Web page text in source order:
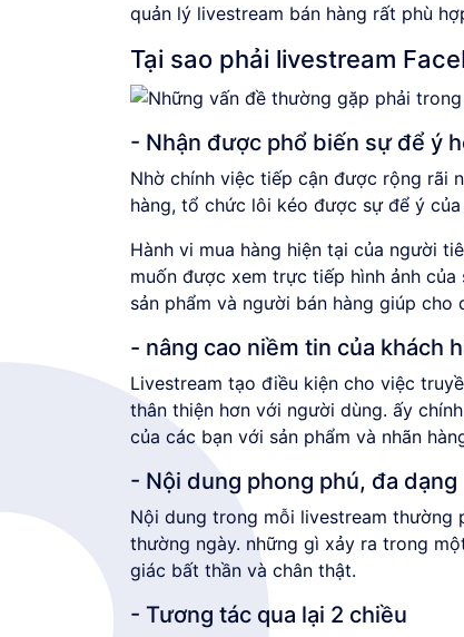
quản lý livestream bán hàng rất phù
Tại sao phải livestream
- Nhận được phổ biến sự để ý
Nhờ chính việc tiếp cận được rộng rãi
hàng, tổ chức lôi kéo được sự để ý
Hành vi mua hàng hiện tại của người
muốn được xem trực tiếp hình ảnh
sản phẩm và người bán hàng giúp
- nâng cao niềm tin của khách
Livestream tạo điều kiện cho việc
thân thiện hơn với người dùng. ấy
của các bạn với sản phẩm và nhãn
- Nội dung phong phú, đa dạng
Nội dung trong mỗi livestream thường
thường ngày. những gì xảy ra trong
giác bất thần và chân thật.
- Tương tác qua lại 2 chiều